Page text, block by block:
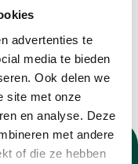
advertenties te
media te bieden
Ook delen we
site met onze
en analyse. Deze
met andere
of die ze hebben